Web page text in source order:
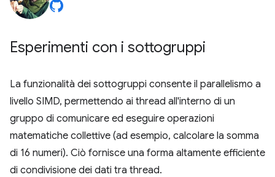
Esperimenti con i sottogruppi
La funzionalità dei sottogruppi consente il parallelismo a
livello SIMD, permettendo ai thread all'interno di un
gruppo di comunicare ed eseguire operazioni
matematiche collettive (ad esempio, calcolare la somma
di 16 numeri). Ciò fornisce una forma altamente efficiente
di condivisione dei dati tra thread.